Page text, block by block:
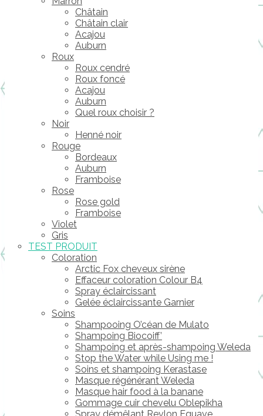
Châtain
Châtain clair
Acajou
Auburn
Roux
Roux cendré
Roux foncé
Acajou
Auburn
Quel roux choisir ?
Noir
Henné noir
Rouge
Bordeaux
Auburn
Framboise
Rose
Rose gold
Framboise
Violet
Gris
TEST PRODUIT
Coloration
Arctic Fox cheveux sirène
Effaceur coloration Colour B4
Spray éclaircissant
Gelée éclaircissante Garnier
Soins
Shampooing O’céan de Mulato
Shampoing Biocoiff’
Shampoing et après-shampoing Weleda
Stop the Water while Using me !
Soins et shampoing Kerastase
Masque régénérant Weleda
Masque hair food à la banane
Gommage cuir chevelu Oblepikha